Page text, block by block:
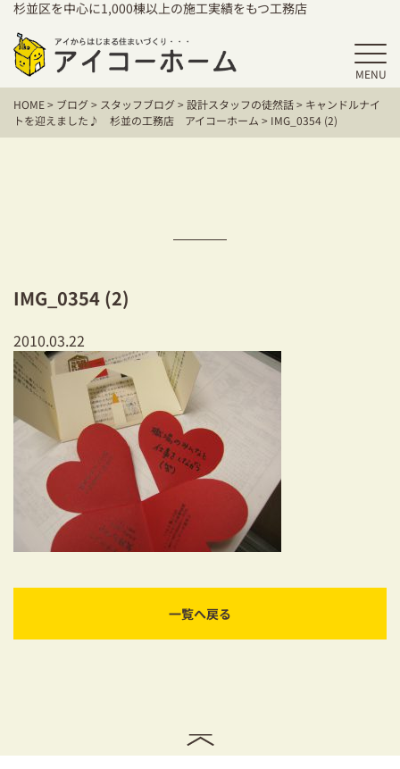
杉並区を中心に1,000棟以上の施工実績をもつ工務店
MENU
HOME
アイコーホームの家づくり
保証／アフターサポート
建て替えをお考えの方
耐震対策も安心の家づくり
リフォーム・リノベーションをお考えの方
必見！土地からお探しの方へ
資金計画についてのご相談
ショールーム
お知らせ
HOME> ブログ> スタッフブログ>設計スタッフの徒然話> キャンドルナイ
トを迎えました♪ 杉並の工務店 アイコーホーム > IMG_0354 (2)
IMG_0354 (2)
2010.03.22
一覧へ戻る